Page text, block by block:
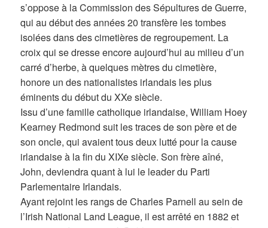
s’oppose à la Commission des Sépultures de Guerre,
qui au début des années 20 transfère les tombes
isolées dans des cimetières de regroupement. La
croix qui se dresse encore aujourd’hui au milieu d’un
carré d’herbe, à quelques mètres du cimetière,
honore un des nationalistes irlandais les plus
éminents du début du XXe siècle.
Issu d’une famille catholique irlandaise, William Hoey
Kearney Redmond suit les traces de son père et de
son oncle, qui avaient tous deux lutté pour la cause
irlandaise à la fin du XIXe siècle. Son frère aîné,
John, deviendra quant à lui le leader du Parti
Parlementaire Irlandais.
Ayant rejoint les rangs de Charles Parnell au sein de
l’Irish National Land League, il est arrêté en 1882 et